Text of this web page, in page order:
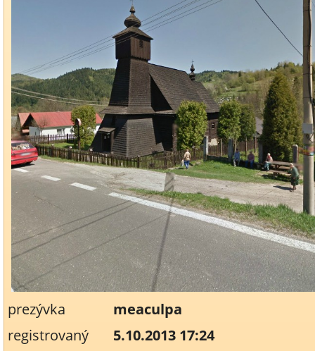
prezývka
meaculpa
registrovaný
5.10.2013 17:24